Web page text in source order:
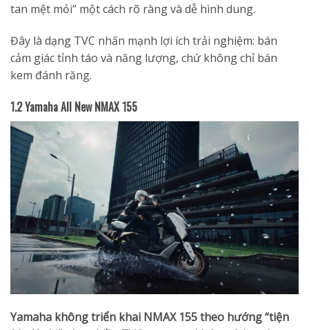
tan mệt mỏi” một cách rõ ràng và dễ hình dung.
Đây là dạng TVC nhấn mạnh lợi ích trải nghiệm: bán
cảm giác tỉnh táo và năng lượng, chứ không chỉ bán
kem đánh răng.
1.2Yamaha All New NMAX 155
Yamaha không triển khai NMAX 155 theo hướng “tiện